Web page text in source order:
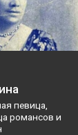
певица,
романсов и